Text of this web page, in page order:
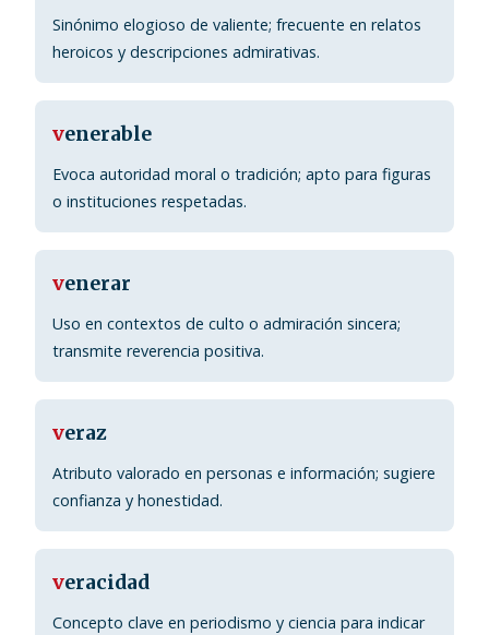
Sinónimo elogioso de valiente; frecuente en relatos
heroicos y descripciones admirativas.
venerable
Evoca autoridad moral o tradición; apto para figuras
o instituciones respetadas.
venerar
Uso en contextos de culto o admiración sincera;
transmite reverencia positiva.
veraz
Atributo valorado en personas e información; sugiere
confianza y honestidad.
veracidad
Concepto clave en periodismo y ciencia para indicar